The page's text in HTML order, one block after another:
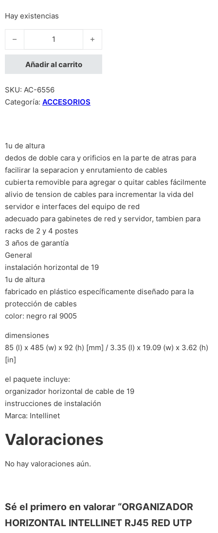
Hay existencias
ORGANIZADOR HORIZONTAL INTELLINET RJ45 RED UTP
Añadir al carrito
SKU: AC-6556
Categoría: ACCESORIOS
1u de altura
dedos de doble cara y orificios en la parte de atras para
facilirar la separacion y enrutamiento de cables
cubierta removible para agregar o quitar cables fácilmente
alivio de tension de cables para incrementar la vida del
servidor e interfaces del equipo de red
adecuado para gabinetes de red y servidor, tambien para
racks de 2 y 4 postes
3 años de garantía
General
instalación horizontal de 19
1u de altura
fabricado en plástico específicamente diseñado para la
protección de cables
color: negro ral 9005
dimensiones
85 (l) x 485 (w) x 92 (h) [mm] / 3.35 (l) x 19.09 (w) x 3.62 (h)
[in]
el paquete incluye:
organizador horizontal de cable de 19
instrucciones de instalación
Marca: Intellinet
Valoraciones
No hay valoraciones aún.
Sé el primero en valorar “ORGANIZADOR
HORIZONTAL INTELLINET RJ45 RED UTP